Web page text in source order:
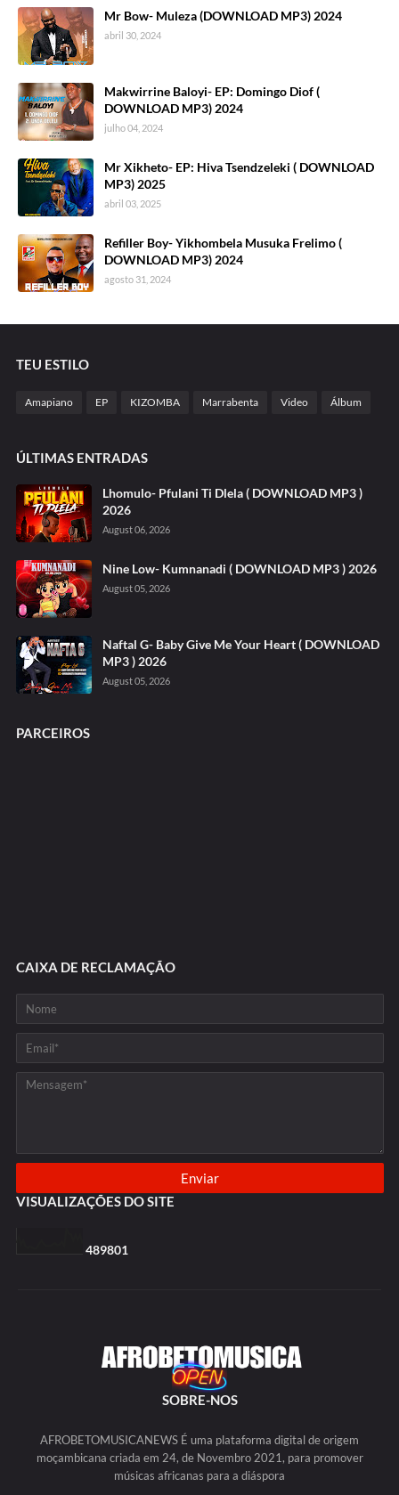
Mr Bow- Muleza (DOWNLOAD MP3) 2024
abril 30, 2024
Makwirrine Baloyi- EP: Domingo Diof (
DOWNLOAD MP3) 2024
julho 04, 2024
Mr Xikheto- EP: Hiva Tsendzeleki ( DOWNLOAD
MP3) 2025
abril 03, 2025
Refiller Boy- Yikhombela Musuka Frelimo (
DOWNLOAD MP3) 2024
agosto 31, 2024
TEU ESTILO
Amapiano EP KIZOMBA Marrabenta Video Álbum
ÚLTIMAS ENTRADAS
Lhomulo- Pfulani Ti Dlela ( DOWNLOAD MP3 )
2026
August 06, 2026
Nine Low- Kumnanadi ( DOWNLOAD MP3 ) 2026
August 05, 2026
Naftal G- Baby Give Me Your Heart ( DOWNLOAD
MP3 ) 2026
August 05, 2026
PARCEIROS
CAIXA DE RECLAMAÇÃO
VISUALIZAÇÕES DO SITE
489801
SOBRE-NOS
AFROBETOMUSICANEWS É uma plataforma digital de origem
moçambicana criada em 24, de Novembro 2021, para promover
músicas africanas para a diáspora